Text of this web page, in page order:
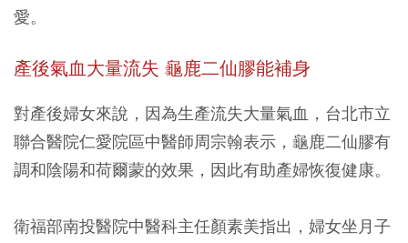
愛。
產後氣血大量流失 龜鹿二仙膠能補身
對產後婦女來說，因為生產流失大量氣血，台北市立
聯合醫院仁愛院區中醫師周宗翰表示，龜鹿二仙膠有
調和陰陽和荷爾蒙的效果，因此有助產婦恢復健康。
衛福部南投醫院中醫科主任顏素美指出，婦女坐月子